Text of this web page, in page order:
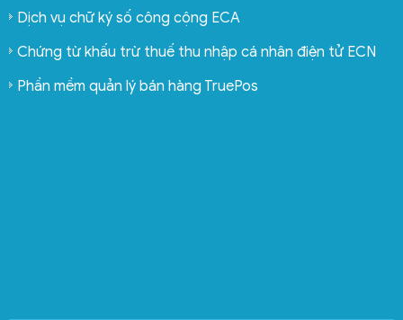
Dịch vụ chữ ký số công cộng ECA
Chứng từ khấu trừ thuế thu nhập cá nhân điện tử ECN
Phần mềm quản lý bán hàng TruePos